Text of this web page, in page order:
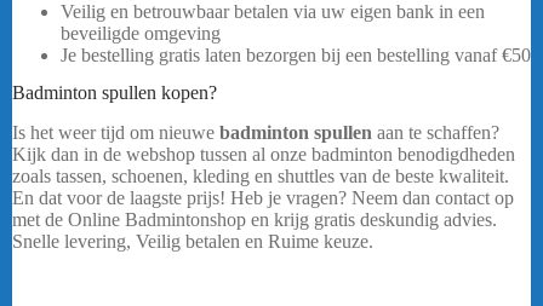
Veilig en betrouwbaar betalen via uw eigen bank in een
beveiligde omgeving
Je bestelling gratis laten bezorgen bij een bestelling vanaf€50
Badminton spullen kopen?
Is het weer tijd om nieuwe badminton spullen aan te schaffen?
Kijk dan in de webshop tussen al onze badminton benodigdheden
zoals tassen, schoenen, kleding en shuttles van de beste kwaliteit.
En dat voor de laagste prijs! Heb je vragen? Neem dan contact op
met de Online Badmintonshop en krijg gratis deskundig advies.
Snelle levering, Veilig betalen en Ruime keuze.